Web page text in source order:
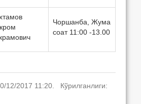
Чоршанба, Жума
соат 11:00 -13.00
12/2017 11:20. Кўрилганлиги: